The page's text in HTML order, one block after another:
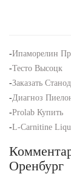
-Ипаморелин
-Тесто Высоцк
-Заказать
-Диагноз
-Prolab Купить
-L-Carnitine
Оренбург